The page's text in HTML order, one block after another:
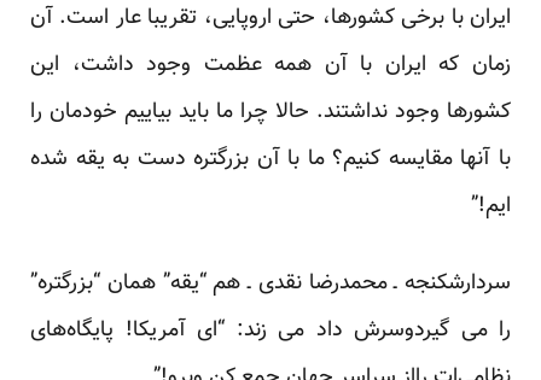
ایران با برخی کشورها، حتی اروپایی، تقریبا عار است. آن
زمان که ایران با آن همه عظمت وجود داشت، این
کشورها وجود نداشتند. حالا چرا ما باید بیاییم خودمان را
با آنها مقایسه کنیم؟ ما با آن بزرگتره دست به یقه شده
ایم!”
سردارشکنجه ـ محمدرضا نقدی ـ هم “یقه” همان “بزرگتره”
را می گیردوسرش داد می زند: “ای آمریکا! پایگاه‌های